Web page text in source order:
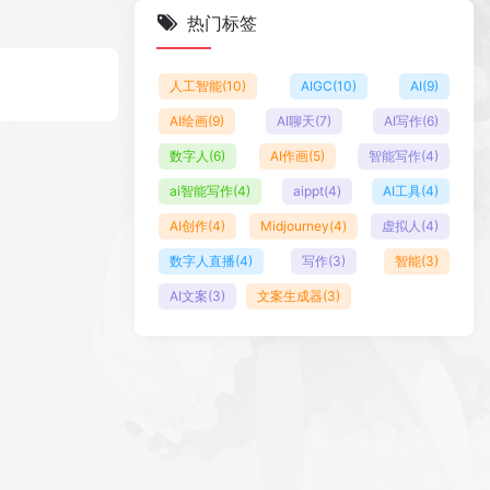
热门标签
人工智能(10) AIGC(10) AI(9)
AI绘画(9) AI聊天(7) AI写作(6)
数字人 (6) AI作画(5) 智能写作(4)
ai智能写作(4) aippt(4) AI工具(4)
AI创作(4) Midjourney(4) 虚拟人 (4)
数字人直播(4) 写作(3) 智能(3)
AI文案(3) 文案生成器(3)